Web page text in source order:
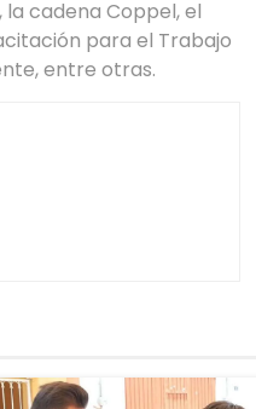
cadena Coppel, el
para el Trabajo
entre otras.